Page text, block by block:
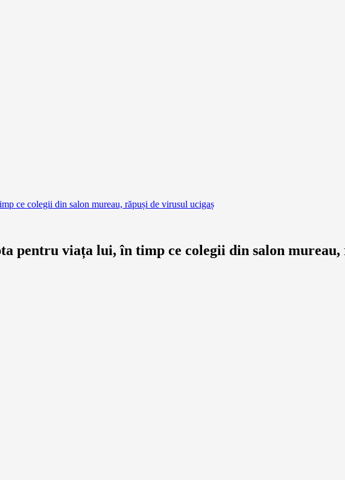
ce colegii din salon mureau, răpuși de virusul ucigaș
viața lui, în timp ce colegii din salon mureau,